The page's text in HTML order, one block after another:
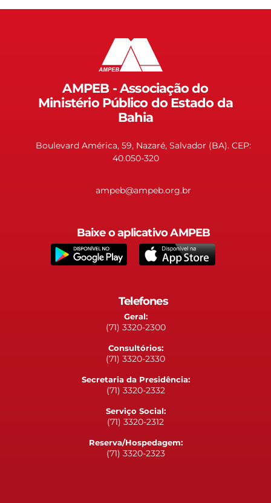
AMPEB - Associação do
Ministério Público do Estado da
Bahia
Boulevard América, 59, Nazaré, Salvador (BA). CEP:
40.050-320
ampeb@ampeb.org.br
Baixe o aplicativo AMPEB
Telefones
Geral:
(71) 3320-2300
Consultórios:
(71) 3320-2330
Secretaria da Presidência:
(71) 3320-2332
Serviço Social:
(71) 3320-2312
Reserva/Hospedagem:
(71) 3320-2323